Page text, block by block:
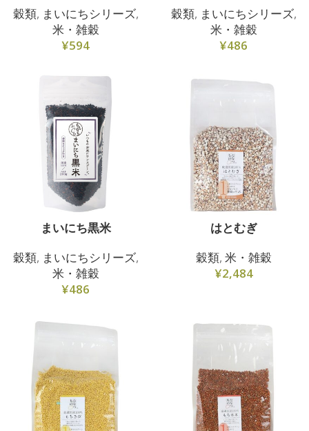
穀類, まいにちシリーズ,
米・雑穀
¥594
穀類, まいにちシリーズ,
米・雑穀
¥486
まいにち黒米
穀類, まいにちシリーズ,
米・雑穀
¥486
はとむぎ
穀類, 米・雑穀
¥2,484